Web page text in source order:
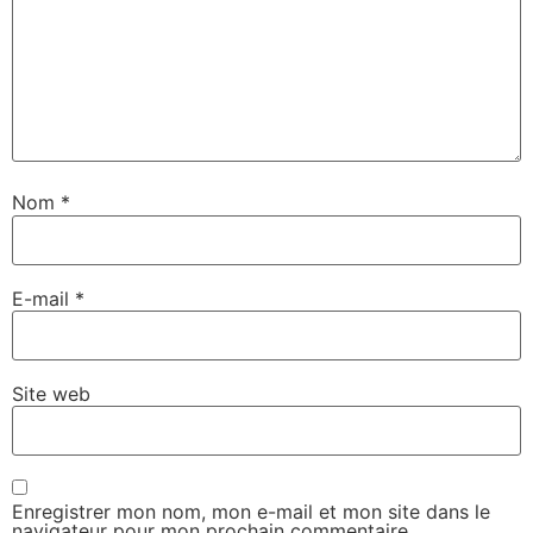
Nom *
E-mail *
Site web
Enregistrer mon nom, mon e-mail et mon site dans le